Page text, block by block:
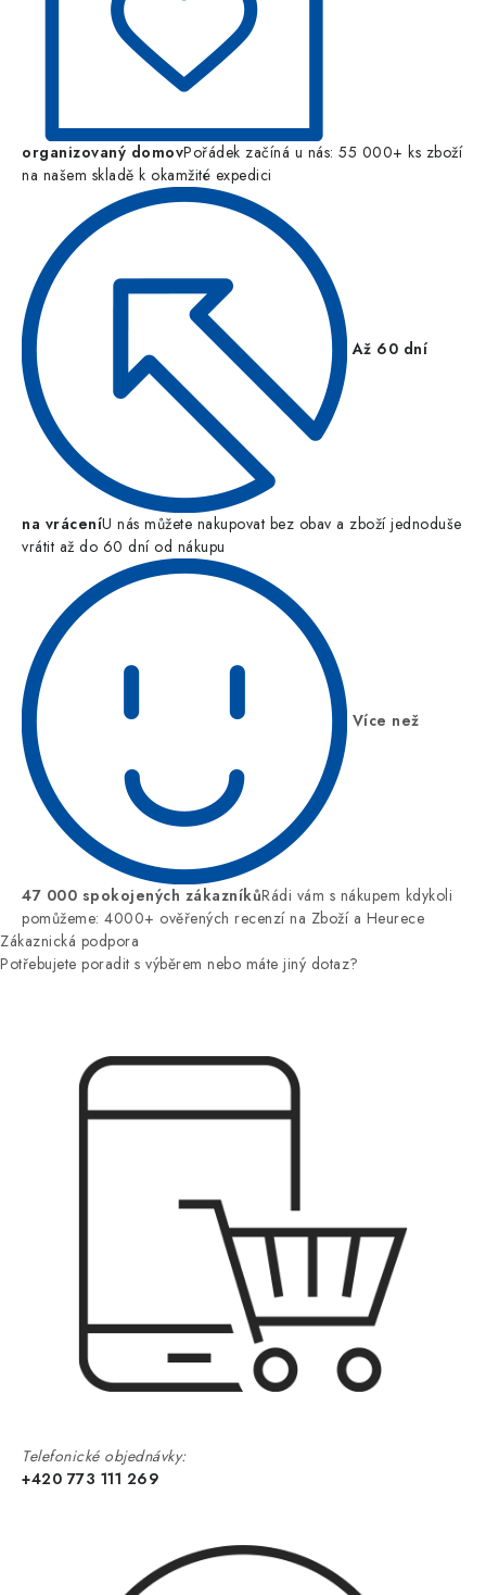
organizovaný domovPořádek začíná u nás: 55 000+ ks zboží
na našem skladě k okamžité expedici
Až 60 dní
na vráceníU nás můžete nakupovat bez obav a zboží jednoduše
vrátit až do 60 dní od nákupu
Více než
47 000 spokojených zákazníkůRádi vám s nákupem kdykoli
pomůžeme: 4000+ ověřených recenzí na Zboží a Heurece
Zákaznická podpora
Potřebujete poradit s výběrem nebo máte jiný dotaz?
Telefonické objednávky:
+420 773 111 269